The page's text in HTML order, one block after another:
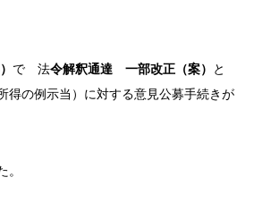
で 法令解釈通達 一部改正（案）
と
得の例示当）に対する意見公募手続きが
。